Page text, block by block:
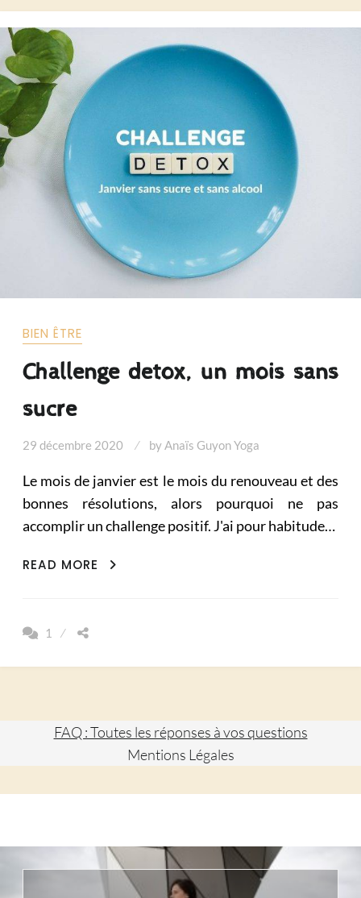
BIEN ÊTRE
Challenge detox, un mois sans
sucre
29 décembre 2020 byAnaïs Guyon Yoga
Le mois de janvier est le mois du renouveau et des
bonnes résolutions, alors pourquoi ne pas
accomplir un challenge positif. J'ai pour habitude…
READ MORE
CHALLENGE
1
FAQ : Toutes les réponses à vos questions
Mentions Légales